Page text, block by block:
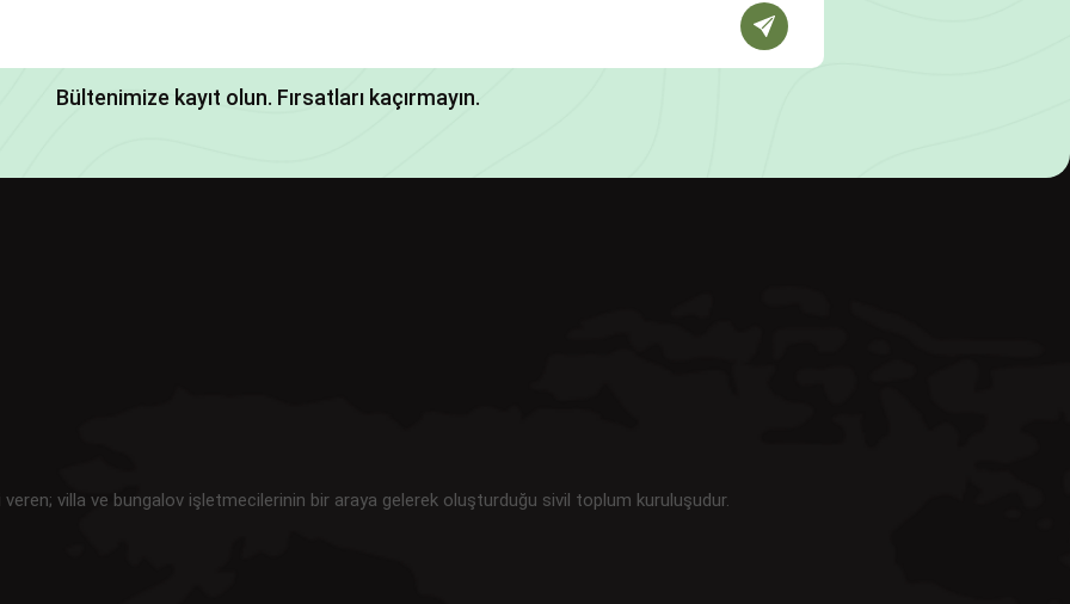
Bültenimize kayıt olun. Fırsatları kaçırmayın.
villa ve bungalov işletmecilerinin bir araya gelerek oluşturduğu sivil toplum kuruluşudur.